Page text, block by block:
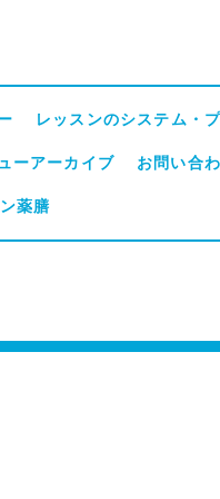
レッスンのシステム・
ーアーカイブ お問い合
ン薬膳